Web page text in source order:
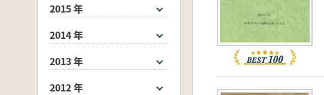
2015 年
2014 年
2013 年
2012 年